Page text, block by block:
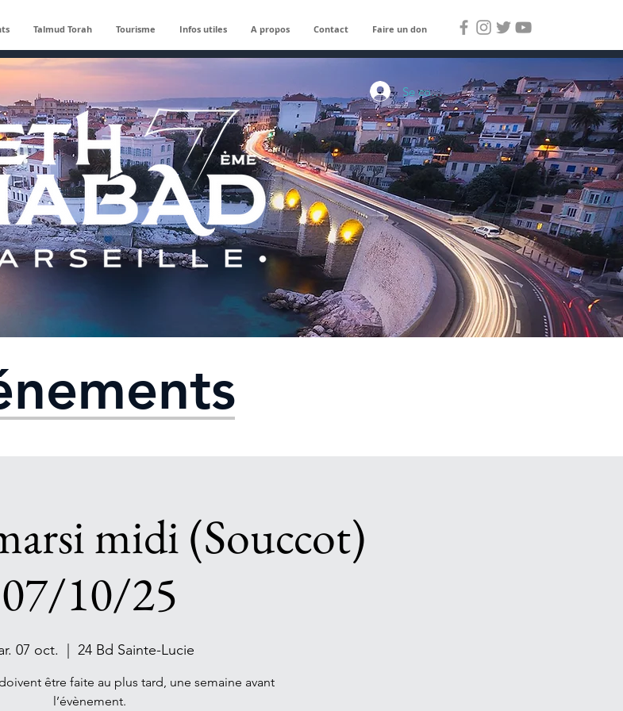
Talmud Torah Tourisme Infos utiles A propos Contact Faire un don
midi (Souccot)
07/10/25
07 oct. 24 Bd Sainte-Lucie
être faite au plus tard, une semaine avant
l’évènement.
Se connecter